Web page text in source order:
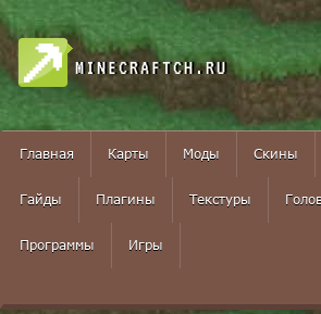
MINECRAFTCH.RU
Главная Карты Моды Скины
Гайды Плагины Текстуры
Программы Игры